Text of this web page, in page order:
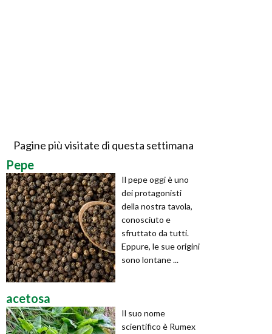
Pagine più visitate di questa settimana
Pepe
Il pepe oggi è uno
dei protagonisti
della nostra tavola,
conosciuto e
sfruttato da tutti.
Eppure, le sue origini
sono lontane ...
acetosa
Il suo nome
scientifico è Rumex